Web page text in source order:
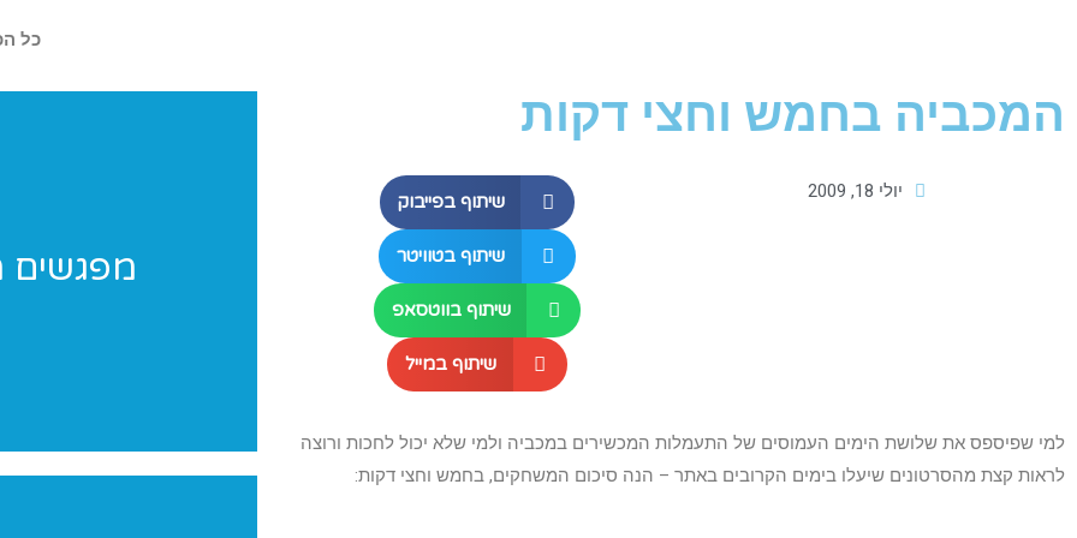
כל
המכביה בחמש וחצי דקות
יולי 18, 2009 שיתוף בפייבוק
שיתוף בטוויטר
שיתוף בווטסאפ
שיתוף במייל
למי שפיספס את שלושת הימים העמוסים של התעמלות המכשירים במכביה ולמי שלא יכול לחכות ורוצה
לראות קצת מהסרטונים שיעלו בימים הקרובים באתר – הנה סיכום המשחקים, בחמש וחצי דקות:
מפגשים
מחפשים רעיונות לפעילות